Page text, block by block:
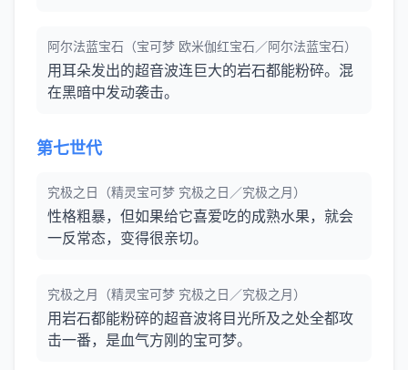
阿尔法蓝宝石（宝可梦 欧米伽红宝石／阿尔法蓝宝石）
用耳朵发出的超音波连巨大的岩石都能粉碎。混
在黑暗中发动袭击。
第七世代
究极之日（精灵宝可梦 究极之日／究极之月）
性格粗暴，但如果给它喜爱吃的成熟水果，就会
一反常态，变得很亲切。
究极之月（精灵宝可梦 究极之日／究极之月）
用岩石都能粉碎的超音波将目光所及之处全都攻
击一番，是血气方刚的宝可梦。